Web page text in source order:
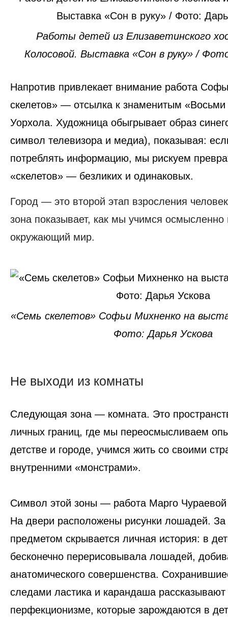
Работы детей из Елизаветинского
Колосовой. Выставка «Сон в руку» /
Напротив привлекает внимание работа
скелетов» — отсылка к знаменитым
Уорхола. Художница обыгрывает образ
символ телевизора и медиа), показывая:
потреблять информацию, мы рискуем
«скелетов» — безликих и одинаковых.
Город — это второй этап взросления
зона показывает, как мы учимся осмысленно
окружающий мир.
«Семь скелетов» Софьи Михненко на
Фото: Дарья Ускова
из
комнаты
Не выходи из комнаты
Следующая зона — комната. Это
личных границ, где мы переосмысливаем
детстве и городе, учимся жить со своими
внутренними «монстрами».
Символ этой зоны — работа Марго
На двери расположены рисунки лошадей.
предметом скрывается личная история: в
бесконечно перерисовывала лошадей,
анатомического совершенства.
следами ластика и карандаша рассказывают
перфекционизме, которые зарождаются в